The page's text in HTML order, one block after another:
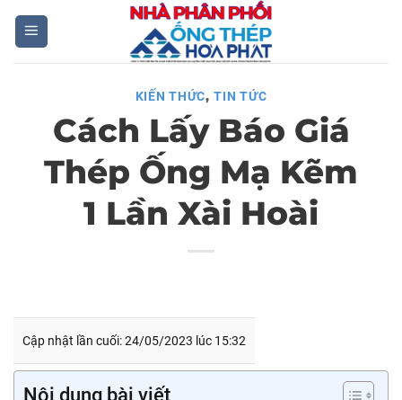
Skip
content
KIẾN THỨC,TIN TỨC
Cách Lấy Báo Giá
Thép Ống Mạ Kẽm
1 Lần Xài Hoài
Cập nhật lần cuối: 24/05/2023 lúc 15:32
Nội dung bài viết